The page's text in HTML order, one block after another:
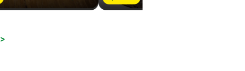
>